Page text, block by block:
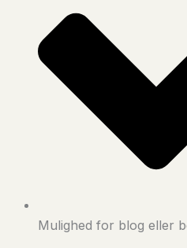
Mulighed for blog eller